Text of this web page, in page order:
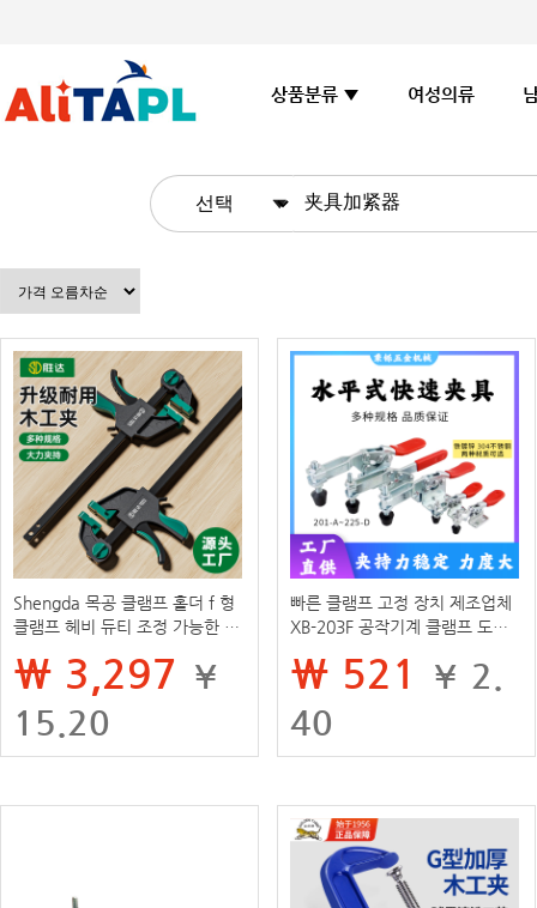
상품분류 ▼ 여성의류
Shengda 목공 클램프 홀더 f 형
클램프 헤비 듀티 조정 가능한 강
강화 장치
₩ 3,297 ¥
15.20
빠른 클램프 고정 장치 제조업체
XB-203F 공작기계 클램프 도구
₩ 521
¥ 2.
40